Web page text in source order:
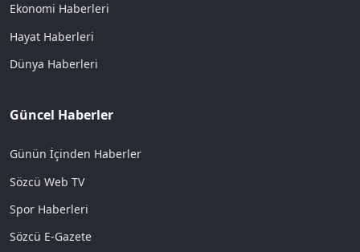
Ekonomi Haberleri
Hayat Haberleri
Dünya Haberleri
Güncel Haberler
Günün İçinden Haberler
Sözcü Web TV
Spor Haberleri
Sözcü E-Gazete